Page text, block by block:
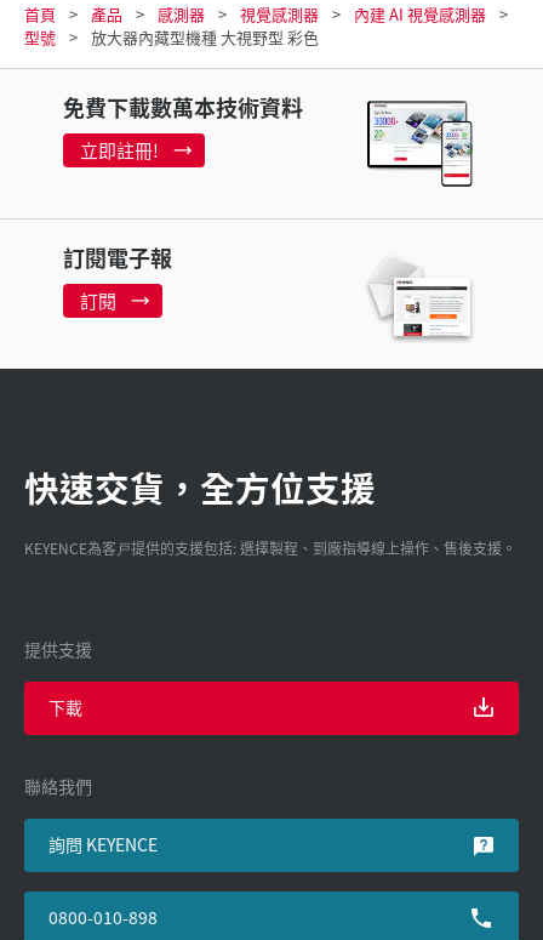
首頁 產品 感測器 視覺感測器
內建 AI 視覺感測器
型號
放大器內藏型機種 大視野型 彩色
免費下載數萬本技術資料
立即註冊!
訂閱電子報
訂閱
快速交貨，全方位支援
KEYENCE為客戸提供的支援包括: 選擇製程、到廠指導線上操作、售後支援。
提供支援
下載
聯絡我們
詢問 KEYENCE
0800-010-898